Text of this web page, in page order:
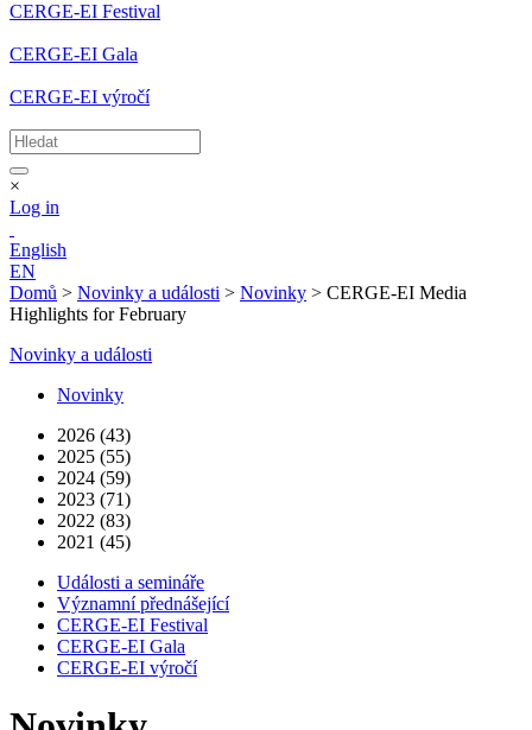
CERGE-EI Festival
CERGE-EI Gala
CERGE-EI výročí
×
Log in
English
EN
Domů > Novinky a události > Novinky > CERGE-EI Media
Highlights for February
Novinky a události
Novinky
2026 (43)
2025 (55)
2024 (59)
2023 (71)
2022 (83)
2021 (45)
Události a semináře
Významní přednášející
CERGE-EI Festival
CERGE-EI Gala
CERGE-EI výročí